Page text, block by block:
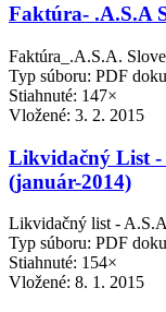
Faktúra- .A.S.A
Faktúra_.A.S.A.
Typ súboru: PDF
Stiahnuté: 147×
Vložené: 3. 2. 2015
Likvidačný List -
(január-2014)
Likvidačný list -
Typ súboru: PDF
Stiahnuté: 154×
Vložené: 8. 1. 2015